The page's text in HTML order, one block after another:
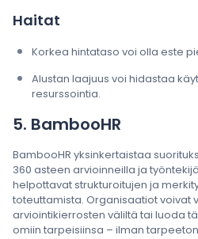
Haitat
Korkea hintataso voi olla este
Alustan laajuus voi hidastaa
resurssointia.
5. BambooHR
BambooHR yksinkertaistaa
360 asteen arvioinneilla ja
helpottavat strukturoitujen ja
toteuttamista. Organisaatiot voivat
arviointikierrosten väliltä tai luoda
omiin tarpeisiinsa – ilman